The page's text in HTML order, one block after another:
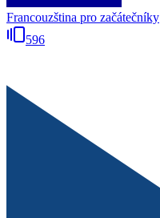
Francouzština pro začátečníky
596